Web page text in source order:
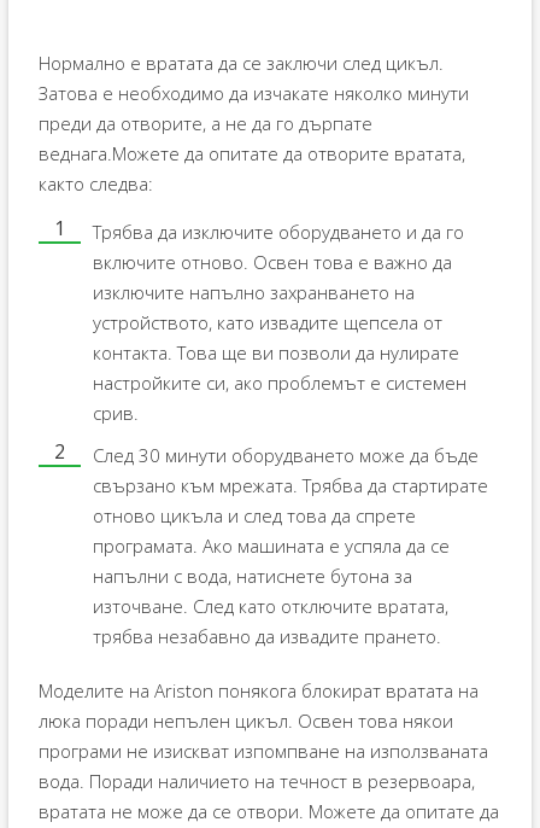
Нормално е вратата да се заключи след цикъл.
Затова е необходимо да изчакате няколко минути
преди да отворите, а не да го дърпате
веднага.Можете да опитате да отворите вратата,
както следва:
Трябва да изключите оборудването и да го
включите отново. Освен това е важно да
изключите напълно захранването на
устройството, като извадите щепсела от
контакта. Това ще ви позволи да нулирате
настройките си, ако проблемът е системен
срив.
След 30 минути оборудването може да бъде
свързано към мрежата. Трябва да стартирате
отново цикъла и след това да спрете
програмата. Ако машината е успяла да се
напълни с вода, натиснете бутона за
източване. След като отключите вратата,
трябва незабавно да извадите прането.
Моделите на Ariston понякога блокират вратата на
люка поради непълен цикъл. Освен това някои
програми не изискват изпомпване на използваната
вода. Поради наличието на течност в резервоара,
вратата не може да се отвори. Можете да опитате да